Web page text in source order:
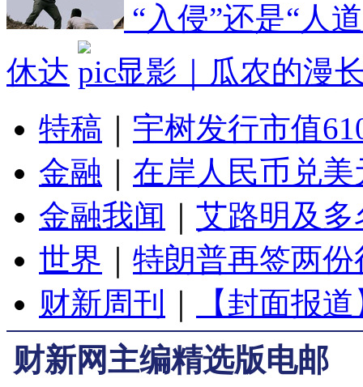
“入侵”还是“人
休达
显影｜瓜农的漫
特稿
宇树发行市值
金融
在岸人民币兑
金融我闻
艾路明及
世界
特朗普再签两
财新周刊
【封面报
财新网主编精选版电邮